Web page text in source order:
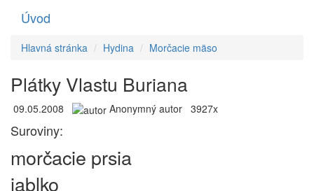
Úvod
Hlavná stránka Hydina Morčacie mäso
Plátky Vlastu Buriana
09.05.2008 Anonymný autor 3927x
Suroviny:
morčacie prsia
jablko